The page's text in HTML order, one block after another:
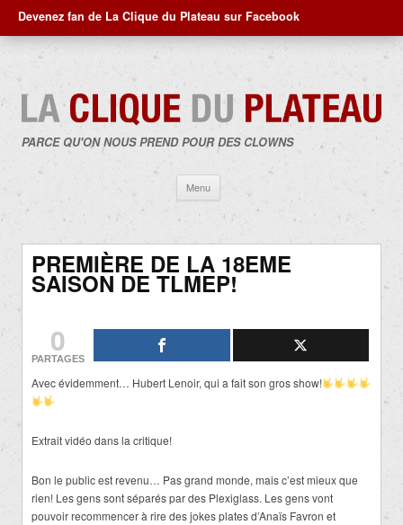
Devenez fan de La Clique du Plateau sur Facebook
PARCE QU'ON NOUS PREND POUR DES CLOWNS
Menu
contenu
PREMIÈRE DE LA 18EME
SAISON DE TLMEP!
0
PARTAGES
Avec évidemment… Hubert Lenoir, qui a fait son gros show!
Extrait vidéo dans la critique!
Bon le public est revenu… Pas grand monde, mais c’est mieux que
rien! Les gens sont séparés par des Plexiglass. Les gens vont
pouvoir recommencer à rire des jokes plates d’Anaïs Favron et